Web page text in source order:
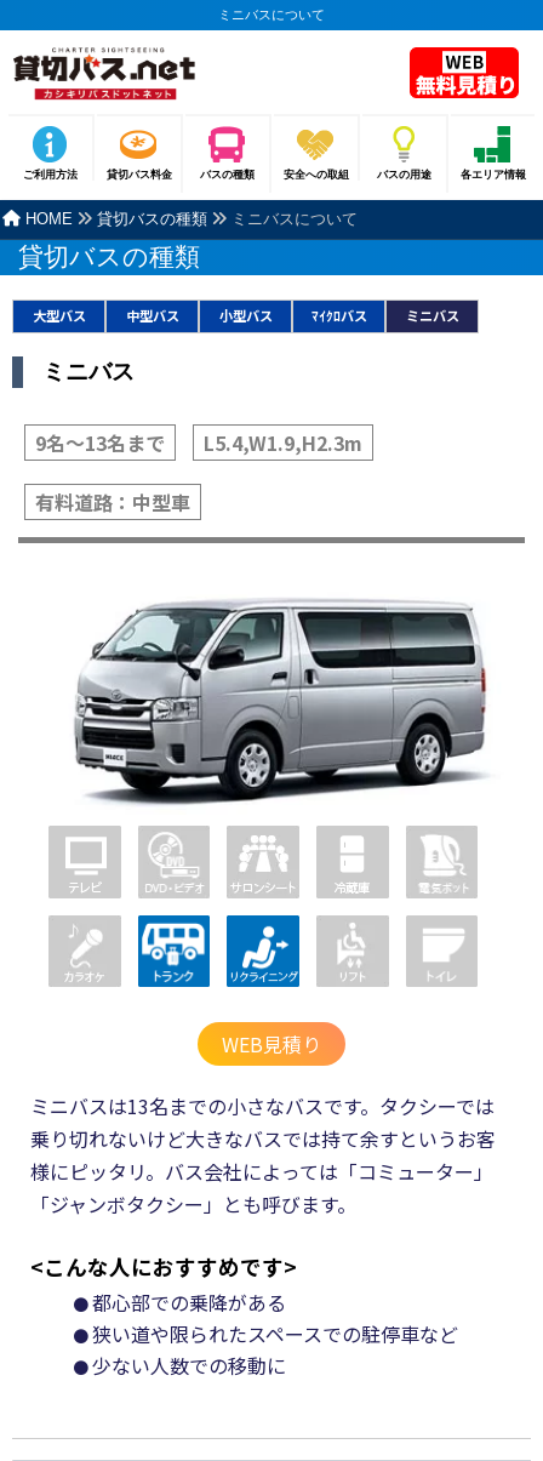
ミニバスについて
ご利用方法 貸切バス料金 バスの種類 安全への取組 バスの用途 各エリア情報
HOME 貸切バスの種類 ミニバスについて
貸切バスの種類
大型バス 中型バス 小型バス ﾏｲｸﾛバス ミニバス
ミニバス
9名〜13名まで L5.4,W1.9,H2.3m
有料道路：中型車
ミニバスは13名までの小さなバスです。タクシーでは
乗り切れないけど大きなバスでは持て余すというお客
様にピッタリ。バス会社によっては「コミューター」
「ジャンボタクシー」とも呼びます。
<こんな人におすすめです>
都心部での乗降がある
狭い道や限られたスペースでの駐停車など
少ない人数での移動に
WEB見積り